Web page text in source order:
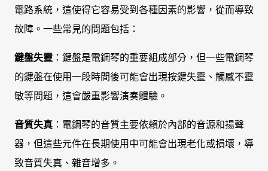
電路系統，這使得它容易受到各種因素的影響，從而導致
故障。一些常見的問題包括：
鍵盤失靈 ：鍵盤是電鋼琴的重要組成部分，但一些電鋼琴
的鍵盤在使用一段時間後可能會出現按鍵失靈、觸感不靈
敏等問題，這會嚴重影響演奏體驗。
音質失真 ：電鋼琴的音質主要依賴於內部的音源和揚聲
器，但這些元件在長期使用中可能會出現老化或損壞，導
致音質失真、雜音增多。